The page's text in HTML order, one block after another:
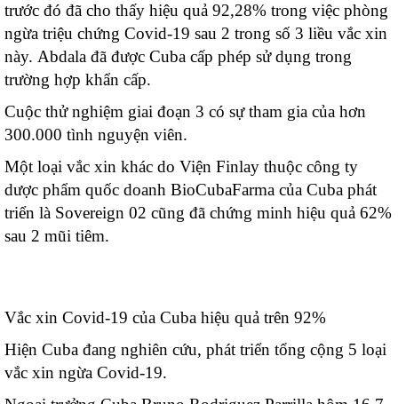
trước đó đã cho thấy hiệu quả 92,28% trong việc phòng
ngừa triệu chứng Covid-19 sau 2 trong số 3 liều vắc xin
này. Abdala đã được Cuba cấp phép sử dụng trong
trường hợp khẩn cấp.
Cuộc thử nghiệm giai đoạn 3 có sự tham gia của hơn
300.000 tình nguyện viên.
Một loại vắc xin khác do Viện Finlay thuộc công ty
dược phẩm quốc doanh BioCubaFarma của Cuba phát
triển là Sovereign 02 cũng đã chứng minh hiệu quả 62%
sau 2 mũi tiêm.
Vắc xin Covid-19 của Cuba hiệu quả trên 92%
Hiện Cuba đang nghiên cứu, phát triển tổng cộng 5 loại
vắc xin ngừa Covid-19.